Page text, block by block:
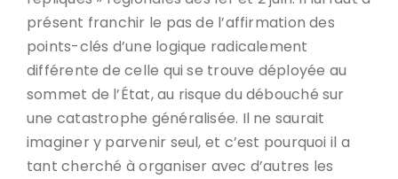
présent franchir le pas de l’affirmation des
points-clés d’une logique radicalement
différente de celle qui se trouve déployée au
sommet de l’État, au risque du débouché sur
une catastrophe généralisée. Il ne saurait
imaginer y parvenir seul, et c’est pourquoi il a
tant cherché à organiser avec d’autres les